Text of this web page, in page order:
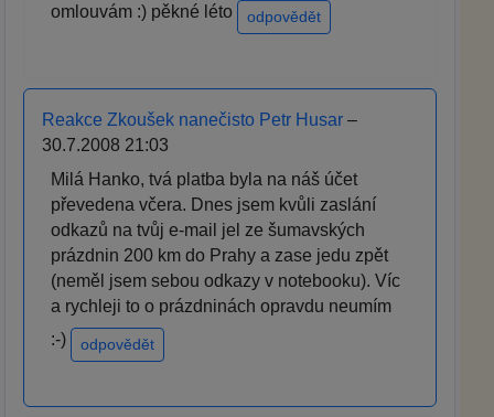
omlouvám :) pěkné léto
odpovědět
Reakce Zkoušek nanečisto Petr Husar –
30.7.2008 21:03
Milá Hanko, tvá platba byla na náš účet
převedena včera. Dnes jsem kvůli zaslání
odkazů na tvůj e-mail jel ze šumavských
prázdnin 200 km do Prahy a zase jedu zpět
(neměl jsem sebou odkazy v notebooku). Víc
a rychleji to o prázdninách opravdu neumím
:-)
odpovědět